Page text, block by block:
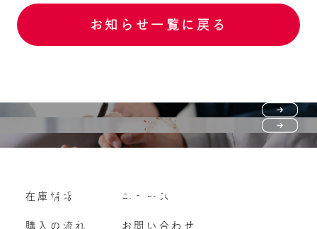
お知らせ一覧に戻る
購入の流れ
よくいただくご質問
Vehicle purchase
車両買い取り
在庫情報
購入の流れ
ニュース
お問い合わせ